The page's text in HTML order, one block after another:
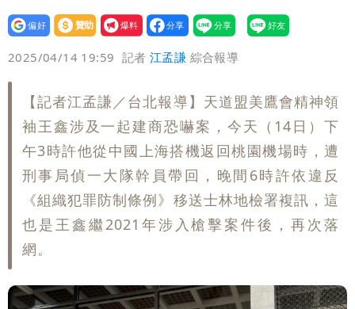
設為
贊助
我要
爆料
2025/04/14 19:59 記者江孟謙 綜合報導
【記者江孟謙／台北報導】天道盟美鷹會精神領
袖王鑫涉及一起建商恐嚇案，今天（14日）下
午3時許他從中國上海搭機返回桃園機場時，遭
刑事局偵一大隊幹員帶回，晚間6時許依違反
《組織犯罪防制條例》移送士林地檢署複訊，這
也是王鑫繼2021年涉入槍擊案件後，再次落
網。